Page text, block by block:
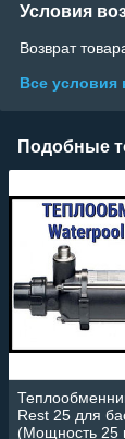
Условия
Возврат
Все условия
Подобные
Rest 25 для
(Мощность 25